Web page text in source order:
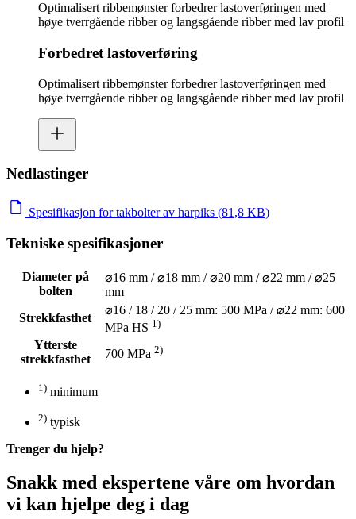
Optimalisert ribbemønster forbedrer lastoverføringen med
høye tverrgående ribber og langsgående ribber med lav profil
Forbedret lastoverføring
Optimalisert ribbemønster forbedrer lastoverføringen med
høye tverrgående ribber og langsgående ribber med lav profil
Nedlastinger
Spesifikasjon for takbolter av harpiks (81,8 KB)
Tekniske spesifikasjoner
Diameter på
bolten
⌀16 mm / ⌀18 mm / ⌀20 mm / ⌀22 mm / ⌀25
mm
Strekkfasthet
⌀16 / 18 / 20 / 25 mm: 500 MPa / ⌀22 mm: 600
MPa HS 1)
Ytterste
strekkfasthet
700 MPa 2)
1) minimum
2) typisk
Trenger du hjelp?
Snakk med ekspertene våre om hvordan
vi kan hjelpe deg i dag